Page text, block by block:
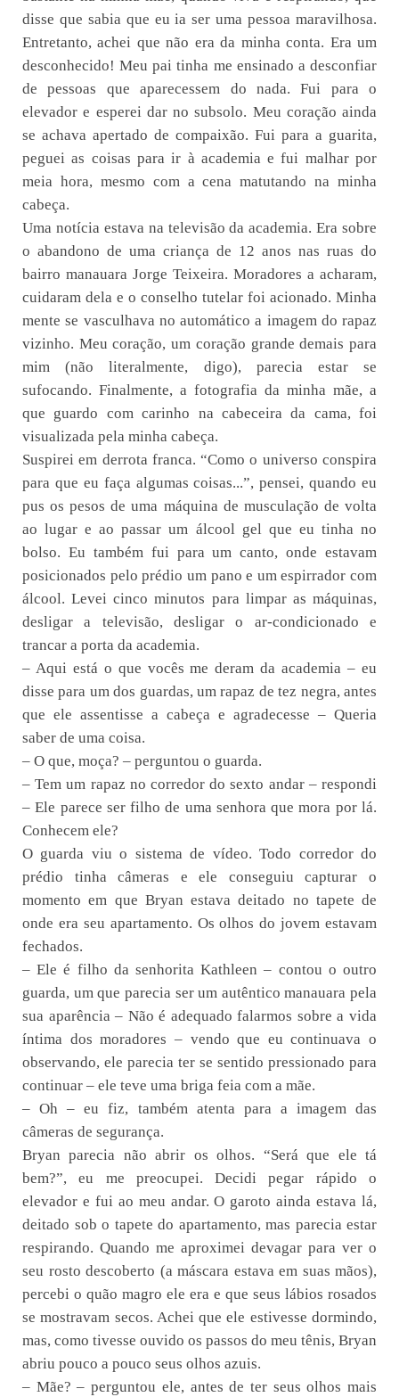
disse que sabia que eu ia ser uma pessoa maravilhosa.
Entretanto, achei que não era da minha conta. Era um
desconhecido! Meu pai tinha me ensinado a desconfiar
de pessoas que aparecessem do nada. Fui para o
elevador e esperei dar no subsolo. Meu coração ainda
se achava apertado de compaixão. Fui para a guarita,
peguei as coisas para ir à academia e fui malhar por
meia hora, mesmo com a cena matutando na minha
cabeça.
Uma notícia estava na televisão da academia. Era sobre
o abandono de uma criança de 12 anos nas ruas do
bairro manauara Jorge Teixeira. Moradores a acharam,
cuidaram dela e o conselho tutelar foi acionado. Minha
mente se vasculhava no automático a imagem do rapaz
vizinho. Meu coração, um coração grande demais para
mim (não literalmente, digo), parecia estar se
sufocando. Finalmente, a fotografia da minha mãe, a
que guardo com carinho na cabeceira da cama, foi
visualizada pela minha cabeça.
Suspirei em derrota franca. “Como o universo conspira
para que eu faça algumas coisas...”, pensei, quando eu
pus os pesos de uma máquina de musculação de volta
ao lugar e ao passar um álcool gel que eu tinha no
bolso. Eu também fui para um canto, onde estavam
posicionados pelo prédio um pano e um espirrador com
álcool. Levei cinco minutos para limpar as máquinas,
desligar a televisão, desligar o ar-condicionado e
trancar a porta da academia.
– Aqui está o que vocês me deram da academia – eu
disse para um dos guardas, um rapaz de tez negra, antes
que ele assentisse a cabeça e agradecesse – Queria
saber de uma coisa.
– O que, moça? – perguntou o guarda.
– Tem um rapaz no corredor do sexto andar – respondi
– Ele parece ser filho de uma senhora que mora por lá.
Conhecem ele?
O guarda viu o sistema de vídeo. Todo corredor do
prédio tinha câmeras e ele conseguiu capturar o
momento em que Bryan estava deitado no tapete de
onde era seu apartamento. Os olhos do jovem estavam
fechados.
– Ele é filho da senhorita Kathleen – contou o outro
guarda, um que parecia ser um autêntico manauara pela
sua aparência – Não é adequado falarmos sobre a vida
íntima dos moradores – vendo que eu continuava o
observando, ele parecia ter se sentido pressionado para
continuar – ele teve uma briga feia com a mãe.
– Oh – eu fiz, também atenta para a imagem das
câmeras de segurança.
Bryan parecia não abrir os olhos. “Será que ele tá
bem?”, eu me preocupei. Decidi pegar rápido o
elevador e fui ao meu andar. O garoto ainda estava lá,
deitado sob o tapete do apartamento, mas parecia estar
respirando. Quando me aproximei devagar para ver o
seu rosto descoberto (a máscara estava em suas mãos),
percebi o quão magro ele era e que seus lábios rosados
se mostravam secos. Achei que ele estivesse dormindo,
mas, como tivesse ouvido os passos do meu tênis, Bryan
abriu pouco a pouco seus olhos azuis.
– Mãe? – perguntou ele, antes de ter seus olhos mais